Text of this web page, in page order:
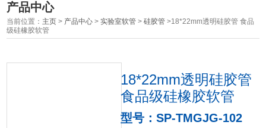
产品中心
当前位置： 主页 > 产品中心 >实验室软管 >硅胶管 >18*22mm透明硅胶管 食品
级硅橡胶软管
18*22mm透明硅胶管
食品级硅橡胶软管
型号：SP-TMGJG-102